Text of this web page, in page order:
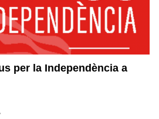
per la Independència a